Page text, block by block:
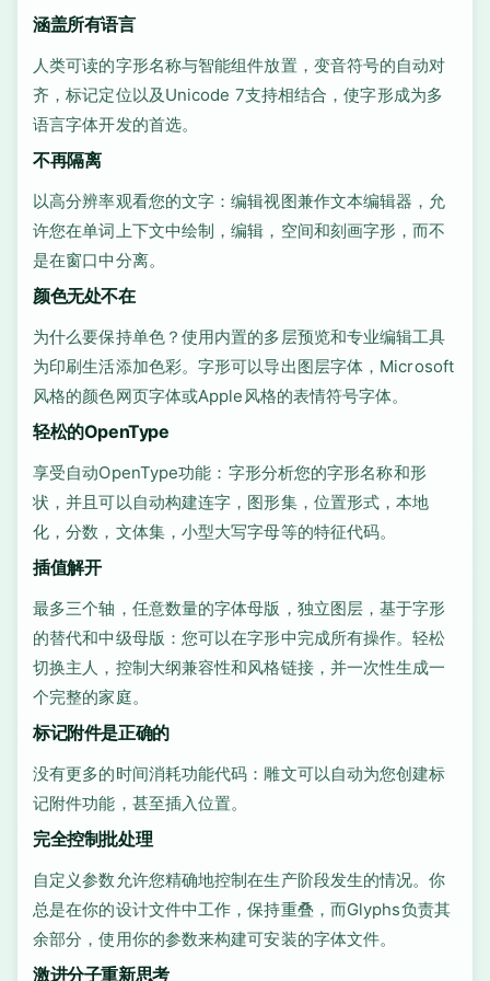
涵盖所有语言
人类可读的字形名称与智能组件放置，变音符号的自动对
齐，标记定位以及Unicode 7支持相结合，使字形成为多
语言字体开发的首选。
不再隔离
以高分辨率观看您的文字：编辑视图兼作文本编辑器，允
许您在单词上下文中绘制，编辑，空间和刻画字形，而不
是在窗口中分离。
颜色无处不在
为什么要保持单色？使用内置的多层预览和专业编辑工具
为印刷生活添加色彩。字形可以导出图层字体，Microsoft
风格的颜色网页字体或Apple风格的表情符号字体。
轻松的OpenType
享受自动OpenType功能：字形分析您的字形名称和形
状，并且可以自动构建连字，图形集，位置形式，本地
化，分数，文体集，小型大写字母等的特征代码。
插值解开
最多三个轴，任意数量的字体母版，独立图层，基于字形
的替代和中级母版：您可以在字形中完成所有操作。轻松
切换主人，控制大纲兼容性和风格链接，并一次性生成一
个完整的家庭。
标记附件是正确的
没有更多的时间消耗功能代码：雕文可以自动为您创建标
记附件功能，甚至插入位置。
完全控制批处理
自定义参数允许您精确地控制在生产阶段发生的情况。你
总是在你的设计文件中工作，保持重叠，而Glyphs负责其
余部分，使用你的参数来构建可安装的字体文件。
激进分子重新思考